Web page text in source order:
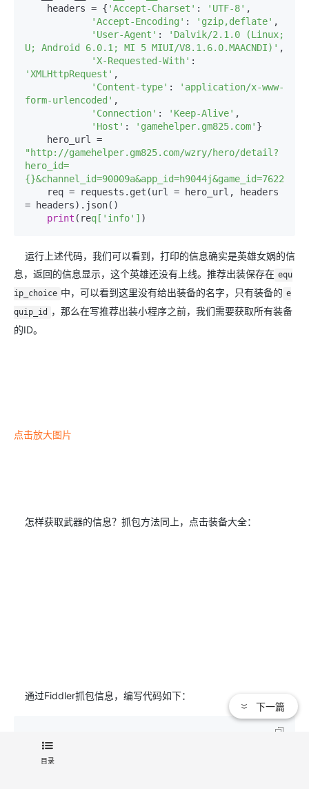
    headers = {
'Accept-Charset' : 'UTF-8' ,
'Accept-Encoding' : 'gzip,deflate' ,
'User-Agent' :
'Dalvik/2.1.0 (Linux;
U; Android 6.0.1; MI 5 MIUI/V8.1.6.0.MAACNDI)' ,
'X-Requested-With'
'XMLHttpRequest' ,
'Content-type' :
'application/x-www-
form-urlencoded' ,
'Connection' : 'Keep-Alive' ,
'Host' : 'gamehelper.gm825.com' }
"http://gamehelper.gm825.com/wzry/hero/detail?
hero_id=
= headers).json()
print (req['info'] )
运行上述代码，我们可以看到，打印的信息确实是英雄女娲的信
息，返回的信息显示，这个英雄还没有上线。推荐出装保存在 equ
ip_choice 中，可以看到这里没有给出装备的名字，只有装备的 e
quip_id
，那么在写推荐出装小程序之前，我们需要获取所有装备
的ID。
点击放大图片
怎样获取武器的信息？抓包方法同上，点击装备大全：
通过Fiddler抓包信息，编写代码如下：
#-*- coding: UTF-8 -*-
import requests
目录
下一篇